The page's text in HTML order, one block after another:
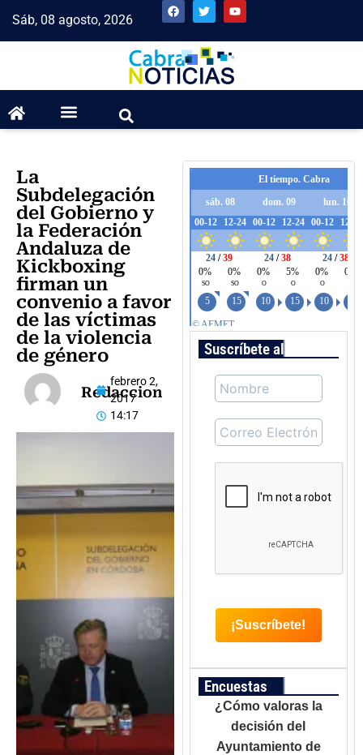
Sáb, 08 agosto, 2026
La
Subdelegación
del Gobierno y
la Federación
Andaluza de
Kickboxing
firman un
convenio a favor
de las víctimas
de la violencia
de género
Redaccion
febrero 2,
2017
14:17
Suscríbete al boletín
Encuestas
¿Cómo valoras la
decisión del
Ayuntamiento de